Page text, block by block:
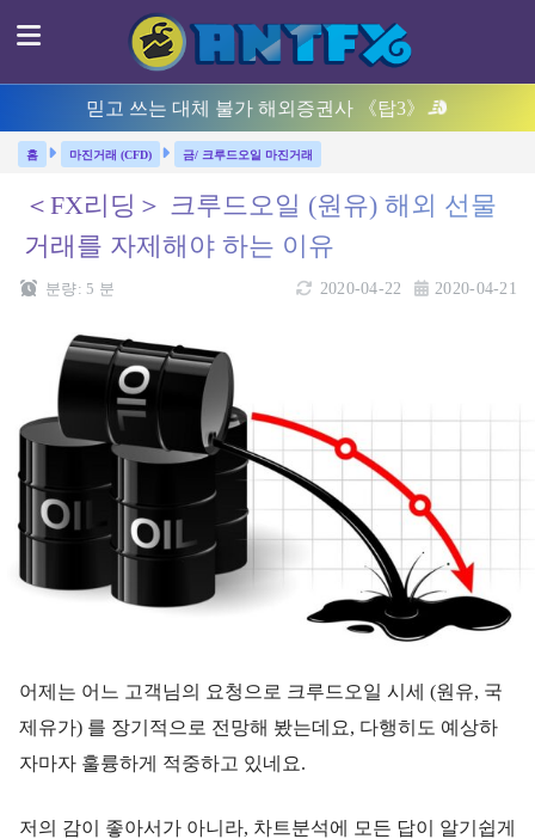
믿고 쓰는 대체 불가 해외증권사 《탑3》
마진거래 (CFD) 금/ 크루드오일 마진거래
＜FX리딩＞ 크루드오일 (원유) 해외 선물
거래를 자제해야 하는 이유
2020-04-21
2020-04-22
분량: 5 분
어제는 어느 고객님의 요청으로 크루드오일 시세 (원유, 국
제유가) 를 장기적으로 전망해 봤는데요, 다행히도 예상하
자마자 훌륭하게 적중하고 있네요.
저의 감이 좋아서가 아니라, 차트분석에 모든 답이 알기쉽게